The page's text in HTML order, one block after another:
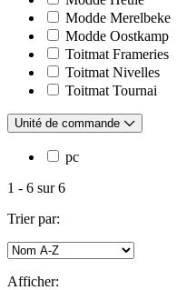
Modde Merelbeke
Modde Oostkamp
Toitmat Frameries
Toitmat Nivelles
Toitmat Tournai
Unité de commande
pc
1 - 6 sur6
Trier par:
Afficher: